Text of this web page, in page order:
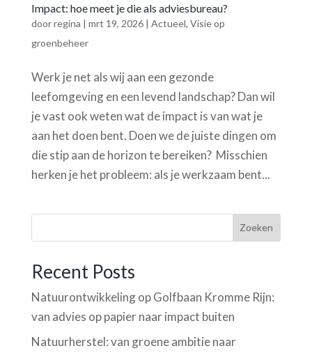
Impact: hoe meet je die als adviesbureau?
doorregina | mrt 19, 2026| Actueel, Visie op
groenbeheer
Werk je net als wij aan een gezonde
leefomgeving en een levend landschap? Dan wil
je vast ook weten wat de impact is van wat je
aan het doen bent. Doen we de juiste dingen om
die stip aan de horizon te bereiken? Misschien
herken je het probleem: als je werkzaam bent...
Zoeken
Recent Posts
Natuurontwikkeling op Golfbaan Kromme Rijn:
van advies op papier naar impact buiten
Natuurherstel: van groene ambitie naar